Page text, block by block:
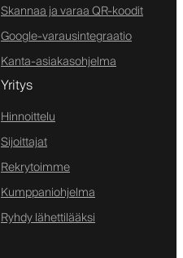
Skannaa ja varaa QR-koodit
Google-varausintegraatio
Kanta-asiakasohjelma
Yritys
Hinnoittelu
Sijoittajat
Rekrytoimme
Kumppaniohjelma
Ryhdy lähettilääksi